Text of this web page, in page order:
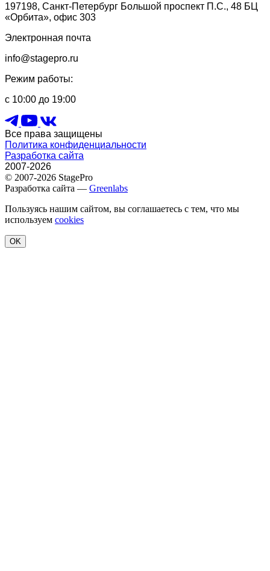
197198, Санкт-Петербург Большой проспект П.С., 48 БЦ
«Орбита», офис 303
Электронная почта
info@stagepro.ru
Режим работы:
с 10:00 до 19:00
Все права защищены
Политика конфиденциальности
Разработка сайта
2007-2026
© 2007-2026 StagePro
Разработка сайта — Greenlabs
Пользуясь нашим сайтом, вы соглашаетесь с тем, что мы
используем cookies
OK